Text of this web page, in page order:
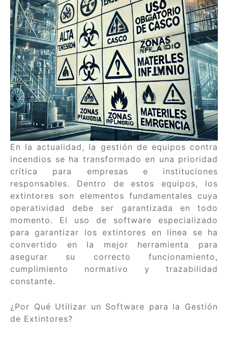
En la actualidad, la gestión de equipos contra
incendios se ha transformado en una prioridad
crítica para empresas e instituciones
responsables. Dentro de estos equipos, los
extintores son elementos fundamentales cuya
operatividad debe ser garantizada en todo
momento. El uso de software especializado
para garantizar los extintores en línea se ha
convertido en la mejor herramienta para
asegurar su correcto funcionamiento,
cumplimiento normativo y trazabilidad
constante.
¿Por Qué Utilizar un Software para la Gestión
de Extintores?